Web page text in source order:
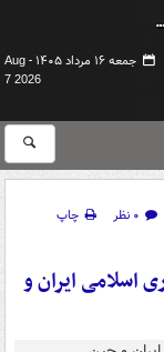
جمعه ۱۶ مرداد ۱۴۰۵ -
Aug
7 2026
۰ نظر
چاپ
اسلامی ایران و